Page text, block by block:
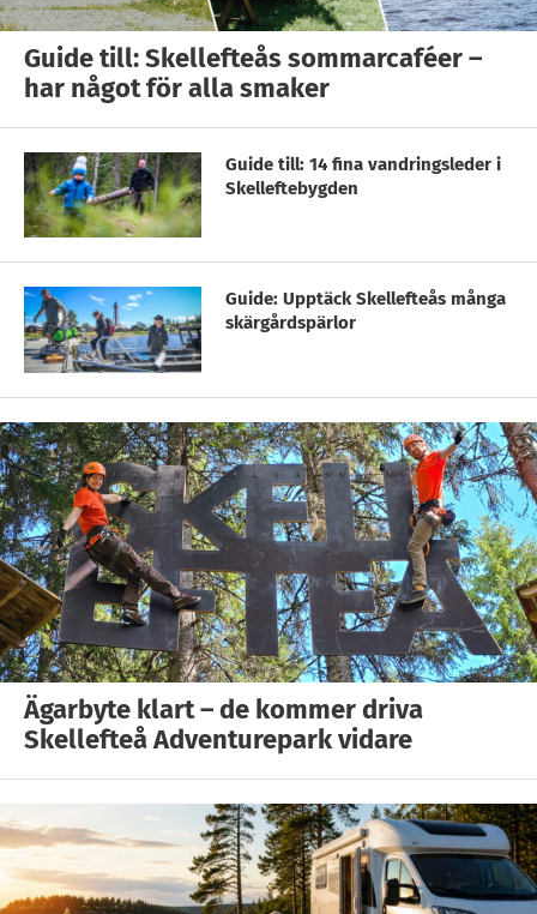
Guide till: Skellefteås sommarcaféer –
har något för alla smaker
Guide till: 14 fina vandringsleder i
Skelleftebygden
Guide: Upptäck Skellefteås många
skärgårdspärlor
Ägarbyte klart – de kommer driva
Skellefteå Adventurepark vidare